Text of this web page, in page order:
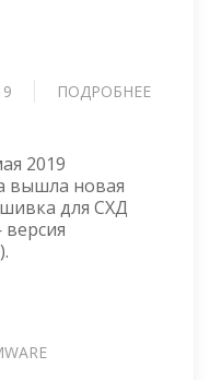
ПОДРОБНЕЕ
2019
вышла новая
для СХД